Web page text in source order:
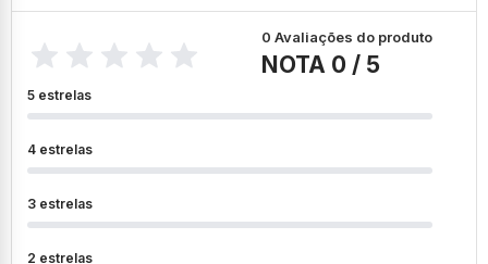
0 Avaliações do produto
NOTA 0 / 5
5 estrelas
4 estrelas
3 estrelas
2 estrelas